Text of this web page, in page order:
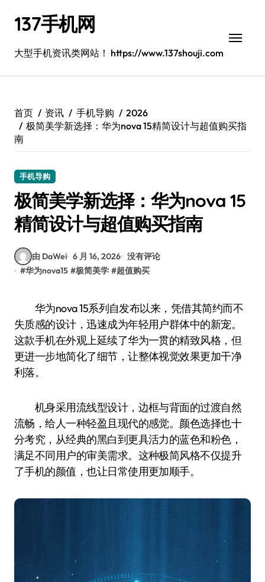
137手机网
大型手机资讯类网站！ https://www.137shouji.com
首页 资讯 手机导购
2026
极简美学新选择：华为nova 15精简设计与超值购买指
南
手机导购
极简美学新选择：华为nova 15
精简设计与超值购买指南
由 DaWei 6 月 16, 2026 没有评论
#华为nova15 #极简美学 #超值购买
华为nova 15系列自发布以来，凭借其简约而不
失质感的设计，迅速成为年轻用户群体中的新宠。
这款手机在外观上延续了华为一贯的精致风格，但
更进一步地简化了细节，让整体视觉效果更加干净
利落。
机身采用流线型设计，边框与背面的过渡自然
流畅，给人一种轻盈且现代的感觉。颜色选择也十
分考究，从经典的黑白到更具活力的蓝色和粉色，
满足不同用户的审美需求。这种极简风格不仅提升
了手机的颜值，也让日常使用更加顺手。